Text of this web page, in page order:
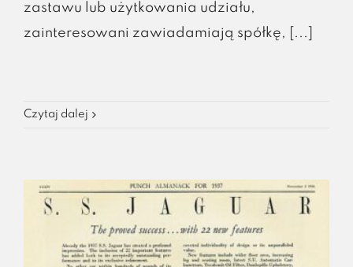
zastawu lub użytkowania udziału,
zainteresowani zawiadamiają spółkę, [...]
Czytaj dalej